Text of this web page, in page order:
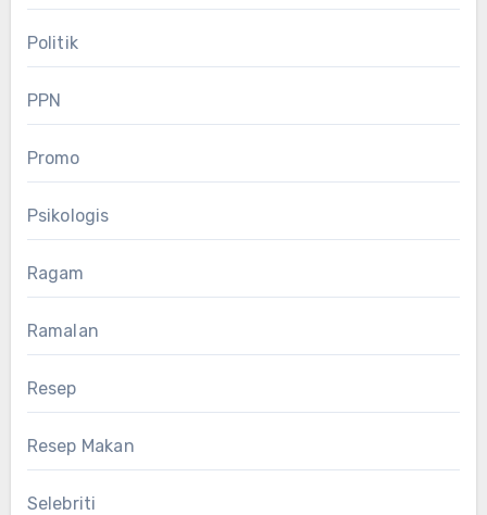
Politik
PPN
Promo
Psikologis
Ragam
Ramalan
Resep
Resep Makan
Selebriti